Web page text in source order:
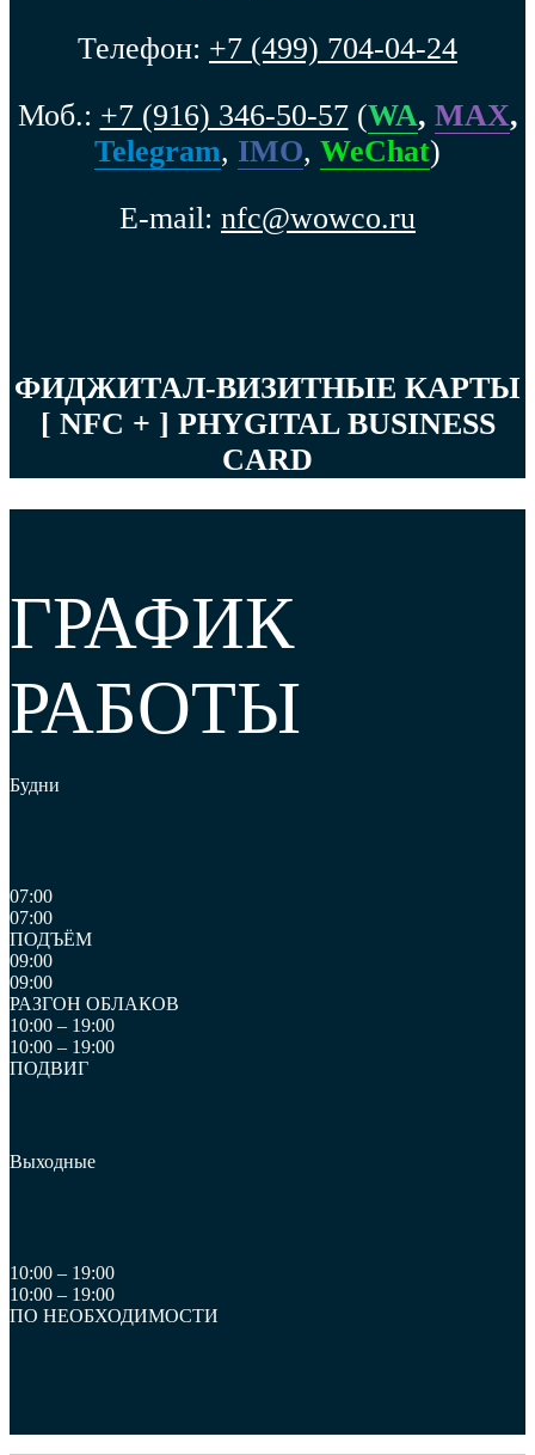
Телефон: +7 (499) 704-04-24
Моб.: +7 (916) 346-50-57(WA, MAX,
Telegram, IMO, WeChat)
E-mail: nfc@wowco.ru
ФИДЖИТАЛ-ВИЗИТНЫЕ КАРТЫ
[ NFC + ] PHYGITAL BUSINESS
CARD
ГРАФИК
РАБОТЫ
Будни
07:00
07:00
ПОДЪЁМ
09:00
09:00
РАЗГОН ОБЛАКОВ
10:00 – 19:00
10:00 – 19:00
ПОДВИГ
Выходные
10:00 – 19:00
10:00 – 19:00
ПО НЕОБХОДИМОСТИ